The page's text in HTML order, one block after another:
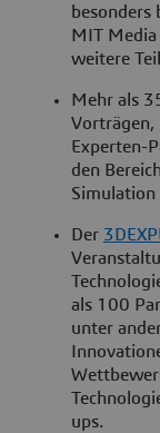
besonders
MIT
weitere
Mehr als
Vorträgen,
Experten-
den
Der
als 100
unter
ups.